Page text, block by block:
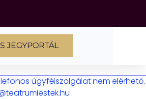
JEGYPORTÁL
ügyfélszolgálat nem elérhető.